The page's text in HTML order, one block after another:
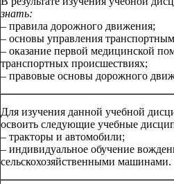
знать:
– правила дорожного движения;
– основы управления
– оказание первой медицинской
транспортных происшествиях;
– правовые основы дорожного
Для изучения данной учебной
освоить следующие учебные
– тракторы и автомобили;
– индивидуальное обучение
сельскохозяйственными машинами.